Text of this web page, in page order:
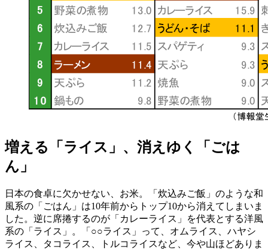
増える「ライス」、消えゆく「ごは
ん」
日本の食卓に欠かせない、お米。「炊込みご飯」のような和
風系の「ごはん」は10年前からトップ10から消えてしまいま
した。逆に席捲するのが「カレーライス」を代表とする洋風
系の「ライス」。「○○ライス」って、オムライス、ハヤシ
ライス、タコライス、トルコライスなど、今や山ほどありま